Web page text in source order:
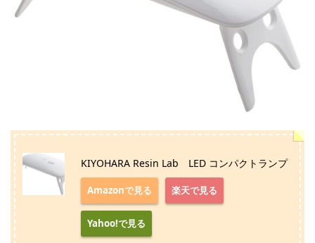
KIYOHARA Resin Lab LED コンパクトランプ
Amazonで見る 楽天で見る
Yahoo!で見る